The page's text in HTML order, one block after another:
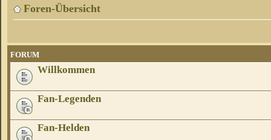
Foren-Übersicht
FORUM
Willkommen
Fan-Legenden
Fan-Helden